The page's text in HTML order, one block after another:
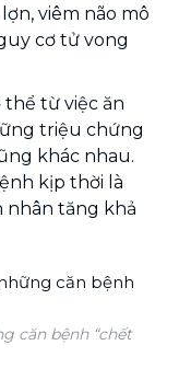
viêm não mô
cơ tử vong
từ việc ăn
triệu chứng
khác nhau.
kịp thời là
nhân tăng khả
căn bệnh “chết